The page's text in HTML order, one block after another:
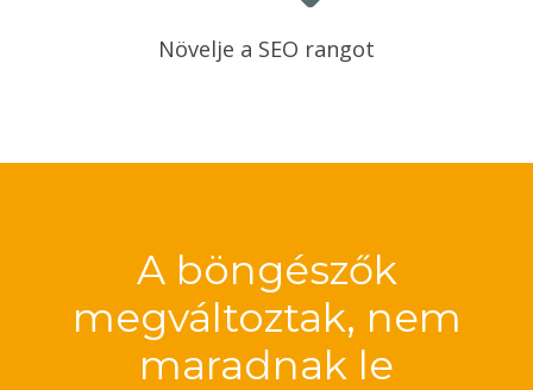
Növelje a SEO rangot
A böngészők
megváltoztak, nem
maradnak le